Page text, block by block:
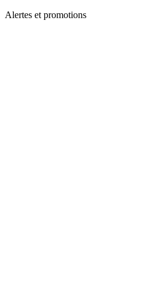
Alertes et promotions